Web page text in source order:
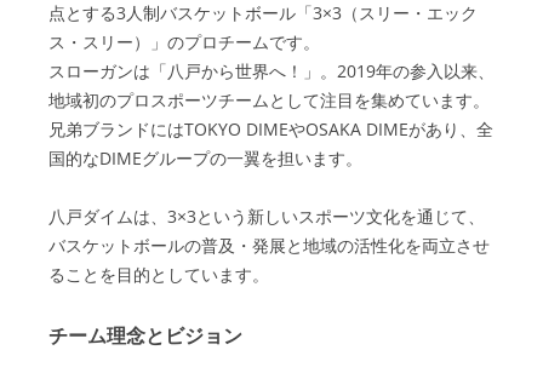
点とする3人制バスケットボール「3×3（スリー・エック
ス・スリー）」のプロチームです。
スローガンは「八戸から世界へ！」。2019年の参入以来、
地域初のプロスポーツチームとして注目を集めています。
兄弟ブランドにはTOKYO DIMEやOSAKA DIMEがあり、全
国的なDIMEグループの一翼を担います。
八戸ダイムは、3×3という新しいスポーツ文化を通じて、
バスケットボールの普及・発展と地域の活性化を両立させ
ることを目的としています。
チーム理念とビジョン